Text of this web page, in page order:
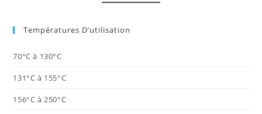
Températures D’utilisation
70°C à 130°C
131°C à 155°C
156°C à 250°C